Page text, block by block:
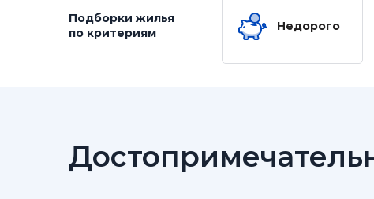
Подборки жилья
по критериям
Недорого